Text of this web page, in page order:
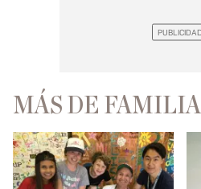
MÁS DE FAMILIA